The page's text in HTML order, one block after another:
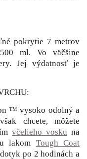
pokrytie 7 metrov
ml. Vo väčšine
Jej výdatnosť je
™ vysoko odolný a
chcete, môžete
včelieho vosku na
lakom Tough Coat
po 2 hodinách a